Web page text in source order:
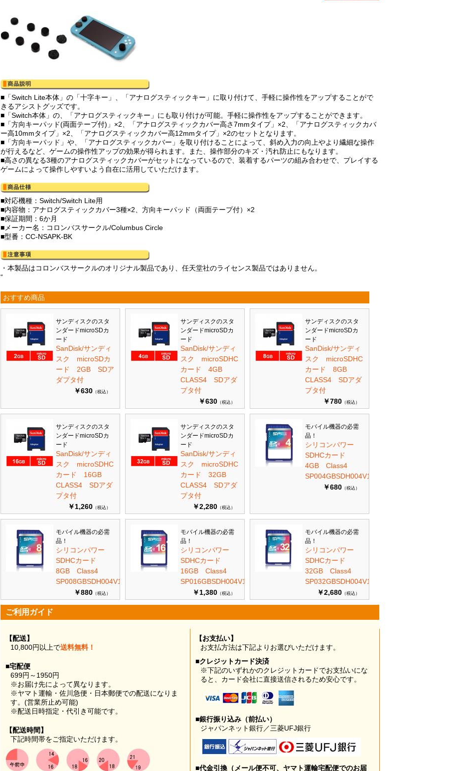
■「Switch Lite本体」の「十字キー」、「アナログスティックキー」に取り付けて、手軽に操作性をアップすることがで
きるアシストグッズです。
■「Switch本体」の、「アナログスティックキー」にも取り付けが可能。手軽に操作性をアップすることができます。
■「方向キーパッド(両面テープ付)」×2、「アナログスティックカバー高さ7mmタイプ」×2、「アナログスティックカバ
ー高10mmタイプ」×2、「アナログスティックカバー高12mmタイプ」×2のセットとなります。
■「方向キーパッド」や、「アナログスティックカバー」を取り付けることによって、斜め入力の向上やより繊細な操作
が行えるなど、ゲームの操作性アップの効果が得られます。また、操作部分のキズ・汚れ防止にもなります。
■高さの異なる3種のアナログスティックカバーがセットになっているので、装着するパーツの組み合わせで、プレイする
ゲームによって操作しやすいよう自在に活用していただけます。
■対応機種：Switch/Switch Lite用
■内容物：アナログスティックカバー3種×2、方向キーパッド（両面テープ付）×2
■保証期間：6か月
■メーカー名：コロンバスサークル/Columbus Circle
■型番：CC-NSAPK-BK
・本製品はコロンバスサークルのオリジナル製品であり、任天堂社のライセンス製品ではありません。
“
おすすめ商品
サンディスクのスタ
ンダードmicroSDカ
ード
SanDisk/サンディ
スク microSDカ
ード 2GB SDア
ダプタ付
￥630 （税込）
サンディスクのスタ
ンダードmicroSDカ
ード
SanDisk/サンディ
スク microSDHC
カード 4GB
CLASS4 SDアダ
プタ付
￥630 （税込）
サンディスクのスタ
ンダードmicroSDカ
ード
SanDisk/サンディ
スク microSDHC
カード 8GB
CLASS4 SDアダ
プタ付
￥780 （税込）
サンディスクのスタ
ンダードmicroSDカ
ード
SanDisk/サンディ
スク microSDHC
カード 16GB
CLASS4 SDアダ
プタ付
￥1,260 （税込）
サンディスクのスタ
ンダードmicroSDカ
ード
SanDisk/サンディ
スク microSDHC
カード 32GB
CLASS4 SDアダ
プタ付
￥2,280 （税込）
モバイル機器の必需
品！
シリコンパワー
SDHCカード
4GB Class4
SP004GBSDH004V10
￥680 （税込）
モバイル機器の必需
品！
シリコンパワー
SDHCカード
8GB Class4
SP008GBSDH004V10
￥880 （税込）
モバイル機器の必需
品！
シリコンパワー
SDHCカード
16GB Class4
SP016GBSDH004V10
￥1,380 （税込）
モバイル機器の必需
品！
シリコンパワー
SDHCカード
32GB Class4
SP032GBSDH004V10
￥2,680 （税込）
ご利用ガイド
【配送】
10,800円以上で送料無料！
■宅配便
699円～1950円
※お届け先によって異なります。
※ヤマト運輸・佐川急便・日本郵便での配送になりま
す。(営業所止め可能)
※配送日時指定・代引き可能です。
【配送時間】
下記時間帯をご指定いただけます。
【お支払い】
お支払方法は下記よりお選びいただけます。
■クレジットカード決済
※下記のいずれかのクレジットカードでお支払いにな
ると、カード会社に直接送信されるため安心です。
■銀行振り込み（前払い）
ジャパンネット銀行／三菱UFJ銀行
■代金引換（メール便不可、ヤマト運輸宅配便でのお届